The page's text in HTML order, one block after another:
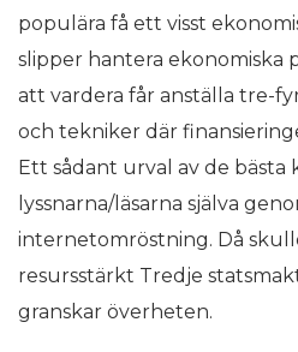
populära få ett visst
slipper hantera ekonomiska
att vardera får anställa tre-
och tekniker där
Ett sådant urval av de bästa
lyssnarna/läsarna själva
internetomröstning. Då
resursstärkt Tredje
granskar överheten.